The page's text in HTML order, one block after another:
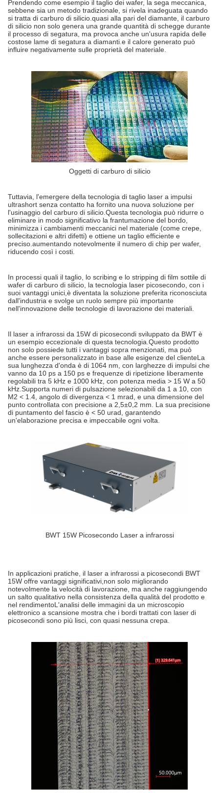
Prendendo come esempio il taglio dei wafer, la sega meccanica,
sebbene sia un metodo tradizionale, si rivela inadeguata quando
si tratta di carburo di silicio.quasi alla pari del diamante, il carburo
di silicio non solo genera una grande quantità di schegge durante
il processo di segatura, ma provoca anche un'usura rapida delle
costose lame di segatura a diamanti.e il calore generato può
influire negativamente sulle proprietà del materiale.
Oggetti di carburo di silicio
Tuttavia, l'emergere della tecnologia di taglio laser a impulsi
ultrashort senza contatto ha fornito una nuova soluzione per
l'usinaggio del carburo di silicio.Questa tecnologia può ridurre o
eliminare in modo significativo la frantumazione del bordo,
minimizza i cambiamenti meccanici nel materiale (come crepe,
sollecitazioni e altri difetti) e ottiene un taglio efficiente e
preciso.aumentando notevolmente il numero di chip per wafer,
riducendo così i costi.
In processi quali il taglio, lo scribing e lo stripping di film sottile di
wafer di carburo di silicio, la tecnologia laser picosecondo, con i
suoi vantaggi unici,è diventata la soluzione preferita riconosciuta
dall'industria e svolge un ruolo sempre più importante
nell'innovazione delle tecnologie di lavorazione dei materiali.
Il laser a infrarossi da 15W di picosecondi sviluppato da BWT è
un esempio eccezionale di questa tecnologia.Questo prodotto
non solo possiede tutti i vantaggi sopra menzionati, ma può
anche essere personalizzato in base alle esigenze del clienteLa
sua lunghezza d'onda è di 1064 nm, con larghezze di impulsi che
vanno da 10 ps a 150 ps e frequenze di ripetizione liberamente
regolabili tra 5 kHz e 1000 kHz, con potenza media > 15 W a 50
kHz.Supporta numeri di pulsazione selezionabili da 1 a 10, con
M2 < 1.4, angolo di divergenza < 1 mrad, e una dimensione del
punto controllata con precisione a 2,5±0,2 mm. La sua precisione
di puntamento del fascio è < 50 urad, garantendo
un'elaborazione precisa e impeccabile ogni volta.
BWT 15W Picosecondo Laser a infrarossi
In applicazioni pratiche, il laser a infrarossi a picosecondi BWT
15W offre vantaggi significativi,non solo migliorando
notevolmente la velocità di lavorazione, ma anche raggiungendo
un salto qualitativo nella consistenza della qualità del prodotto e
nel rendimentoL'analisi delle immagini da un microscopio
elettronico a scansione mostra che i bordi trattati con laser di
picosecondi sono più lisci, con quasi nessuna crepa.